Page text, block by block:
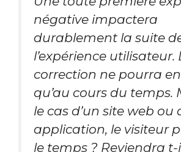
négative impactera
durablement la suite
l’expérience utilisateur.
correction ne pourra
qu’au cours du temps.
le cas d’un site web ou
application, le visiteur
le temps ? Reviendra t-